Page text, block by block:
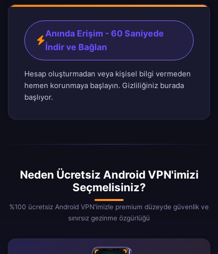
Anında Erişim - 60 Saniyede
İndir ve Bağlan
Hesap oluşturmadan veya kişisel bilgi vermeden
hemen korunmaya başlayın. Gizliliğiniz burada
başlıyor.
Neden Ücretsiz Android VPN'imizi
Seçmelisiniz?
%100 ücretsiz Android VPN'imizle premium düzeyde güvenlik ve
sınırsız gezinme özgürlüğü